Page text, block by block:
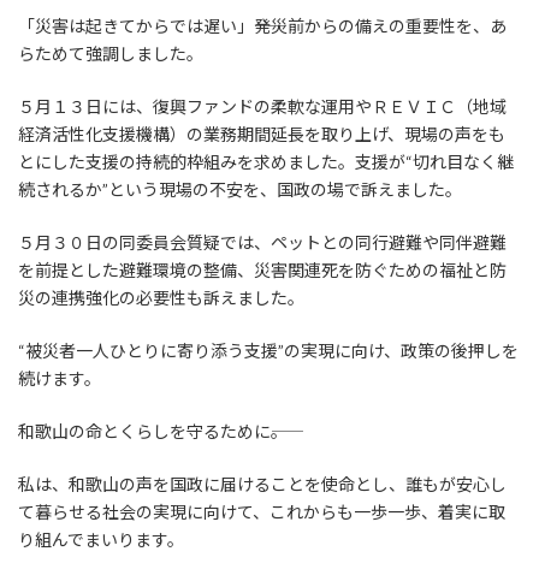
「災害は起きてからでは遅い」――発災前からの備えの重要性を、あ
らためて強調しました。
５月１３日には、復興ファンドの柔軟な運用やＲＥＶＩＣ（地域
経済活性化支援機構）の業務期間延長を取り上げ、現場の声をも
とにした支援の持続的枠組みを求めました。支援が“切れ目なく継
続されるか”という現場の不安を、国政の場で訴えました。
５月３０日の同委員会質疑では、ペットとの同行避難や同伴避難
を前提とした避難環境の整備、災害関連死を防ぐための福祉と防
災の連携強化の必要性も訴えました。
“被災者一人ひとりに寄り添う支援”の実現に向け、政策の後押しを
続けます。
和歌山の命とくらしを守るために――。
私は、和歌山の声を国政に届けることを使命とし、誰もが安心し
て暮らせる社会の実現に向けて、これからも一歩一歩、着実に取
り組んでまいります。